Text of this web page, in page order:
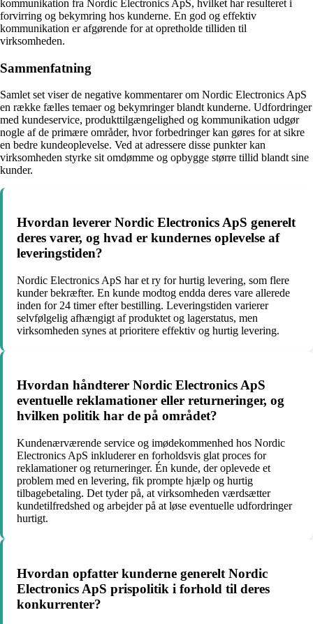
kommunikation fra Nordic Electronics ApS, hvilket har resulteret i
forvirring og bekymring hos kunderne. En god og effektiv
kommunikation er afgørende for at opretholde tilliden til
virksomheden.
Sammenfatning
Samlet set viser de negative kommentarer om Nordic Electronics ApS
en række fælles temaer og bekymringer blandt kunderne. Udfordringer
med kundeservice, produkttilgængelighed og kommunikation udgør
nogle af de primære områder, hvor forbedringer kan gøres for at sikre
en bedre kundeoplevelse. Ved at adressere disse punkter kan
virksomheden styrke sit omdømme og opbygge større tillid blandt sine
kunder.
Hvordan leverer Nordic Electronics ApS generelt
deres varer, og hvad er kundernes oplevelse af
leveringstiden?
Nordic Electronics ApS har et ry for hurtig levering, som flere
kunder bekræfter. En kunde modtog endda deres vare allerede
inden for 24 timer efter bestilling. Leveringstiden varierer
selvfølgelig afhængigt af produktet og lagerstatus, men
virksomheden synes at prioritere effektiv og hurtig levering.
Hvordan håndterer Nordic Electronics ApS
eventuelle reklamationer eller returneringer, og
hvilken politik har de på området?
Kundenærværende service og imødekommenhed hos Nordic
Electronics ApS inkluderer en forholdsvis glat proces for
reklamationer og returneringer. Én kunde, der oplevede et
problem med en levering, fik prompte hjælp og hurtig
tilbagebetaling. Det tyder på, at virksomheden værdsætter
kundetilfredshed og arbejder på at løse eventuelle udfordringer
hurtigt.
Hvordan opfatter kunderne generelt Nordic
Electronics ApS prispolitik i forhold til deres
konkurrenter?